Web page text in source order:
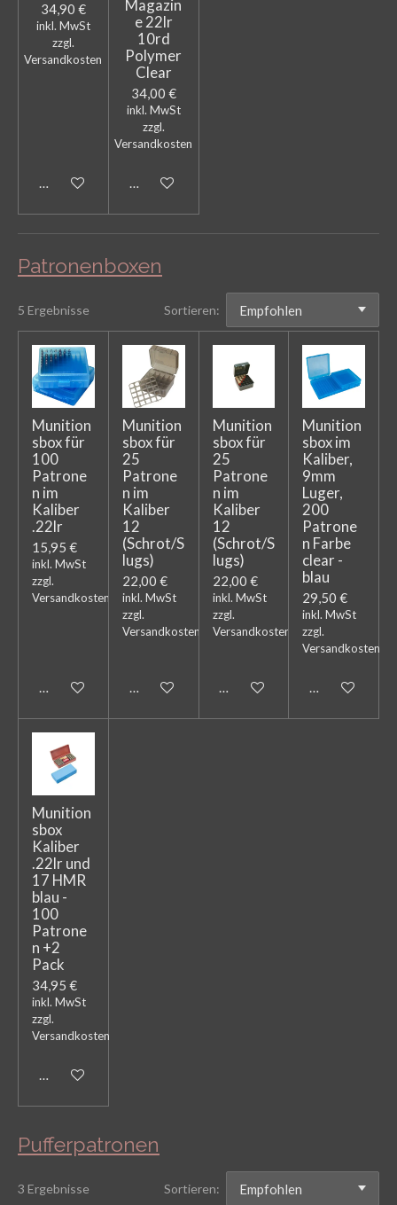
34,90 €
inkl. MwSt
zzgl.
Versandkosten
In den Warenkorb
Magazin
e 22lr
10rd
Polymer
Clear
34,00 €
inkl. MwSt
zzgl.
Versandkosten
In den Warenkorb
Patronenboxen
5 Ergebnisse Sortieren:
Munition
sbox für
100
Patrone
n im
Kaliber
.22lr
15,95 €
inkl. MwSt
zzgl.
Versandkosten
In den Warenkorb
Munition
sbox für
25
Patrone
n im
Kaliber
12
(Schrot/S
lugs)
22,00 €
inkl. MwSt
zzgl.
Versandkosten
In den Warenkorb
Munition
sbox für
25
Patrone
n im
Kaliber
12
(Schrot/S
lugs)
22,00 €
inkl. MwSt
zzgl.
Versandkosten
In den Warenkorb
Munition
sbox im
Kaliber,
9mm
Luger,
200
Patrone
n Farbe
clear -
blau
29,50 €
inkl. MwSt
zzgl.
Versandkosten
In den
Munition
sbox
Kaliber
.22lr und
17 HMR
blau -
100
Patrone
n +2
Pack
34,95 €
inkl. MwSt
zzgl.
Versandkosten
In den Warenkorb
Pufferpatronen
3 Ergebnisse Sortieren: